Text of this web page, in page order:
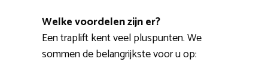
Welke voordelen zijn er?
Een traplift kent veel pluspunten. We
sommen de belangrijkste voor u op: